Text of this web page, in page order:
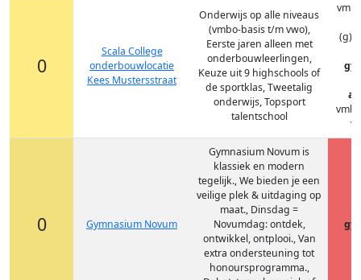
0
Scala College
onderbouwlocatie
Kees Mustersstraat
Onderwijs op alle niveaus
(vmbo-basis t/m vwo),
Eerste jaren alleen met
onderbouwleerlingen,
Keuze uit 9 highschools of
de sportklas, Tweetalig
onderwijs, Topsport
talentschool
0 Gymnasium Novum
Gymnasium Novum is
klassiek en modern
tegelijk., We bieden je een
veilige plek & uitdaging op
maat., Dinsdag =
Novumdag: ontdek,
ontwikkel, ontplooi., Van
extra ondersteuning tot
honoursprogramma.,